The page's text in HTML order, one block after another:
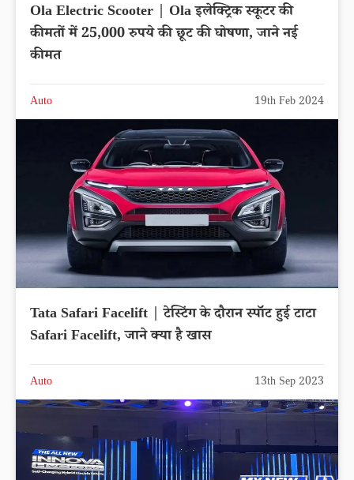
Ola Electric Scooter | Ola इलेक्ट्रिक स्कूटर की
कीमतों में 25,000 रुपये की छूट की घोषणा, जाने नई
कीमत
Auto 19th Feb 2024
Tata Safari Facelift | टेस्टिंग के दौरान स्पॉट हुई टाटा
Safari Facelift, जाने क्या है खास
Auto 13th Sep 2023